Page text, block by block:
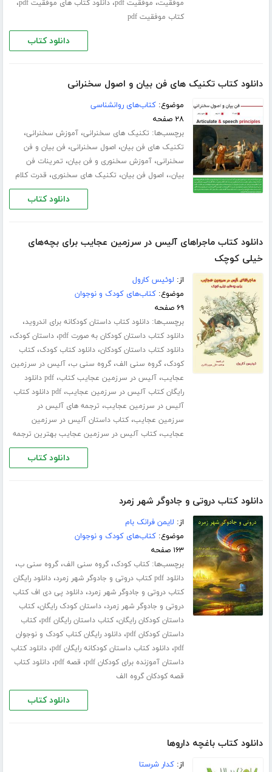
موفقیت، موفقیت pdf ،دانلود کتاب های موفقیت pdf ،
کتاب موفقیت pdf
دانلود کتاب
دانلود کتاب تکنیک های فن بیان و اصول سخنرانی
موضوع:کتاب‌های روانشناسی
۲۸ صفحه
برچسب‌ها: تکنیک های سخنرانی،آموزش سخنرانی،
تکنیک های فن بیان، اصول سخنرانی، فن بیان و فن
سخنرانی،آموزش سخنوری و فن بیان، تمرینات فن
بیان،، اصول فن بیان، تکنیک های سخنوری، قدرت کلام
دانلود کتاب
دانلود کتاب ماجراهای آلیس در سرزمین عجایب برای بچه‌های
خیلی کوچک
از: لوئیس کارول
موضوع:کتاب‌های کودک و نوجوان
۶۹ صفحه
برچسب‌ها:دانلود کتاب داستان کودکانه برای اندروید،
دانلود کتاب داستان کودکان به صورت pdf ،داستان کودک،
دانلود کتاب داستان کودکان،دانلود کتاب کودک،کتاب
کودک،گروه سنی الف،گروه سنی ب،آلیس در سرزمین
عجایب،آلیس در سرزمین عجایب کتاب،
pdf دانلود
رایگان کتاب آلیس در سرزمین عجایب،
pdf دانلود کتاب
آلیس در سرزمین عجایب، ترجمه های آلیس در
سرزمین عجایب،کتاب داستان آلیس در سرزمین
عجایب،کتاب آلیس در سرزمین عجایب بهترین ترجمه
دانلود کتاب
دانلود کتاب دروتی و جادوگر شهر زمرد
از: لایمن فرانک بام
موضوع:کتاب‌های کودک و نوجوان
۱۶۳ صفحه
برچسب‌ها:کتاب کودک،گروه سنی الف،گروه سنی ب،
دانلود pdf کتاب دروتی و جادوگر شهر زمرد ،دانلود رایگان
کتاب دروتی و جادوگر شهر زمرد،دانلود پی دی اف کتاب
دروتی و جادوگر شهر زمرد،داستان کودک رایگان،کتاب
داستان کودکان رایگان،کتاب داستان رایگان pdf ،کتاب
داستان کودکان pdf
،دانلود رایگان کتاب کودک و نوجوان
pdf،دانلود کتاب داستان کودکانه رایگان pdf ،دانلود کتاب
داستان آموزنده برای کودکان pdf
، قصه pdf ،دانلود کتاب
قصه کودکان گروه الف
دانلود کتاب
دانلود کتاب باغچه داروها
از:کدار شرستا